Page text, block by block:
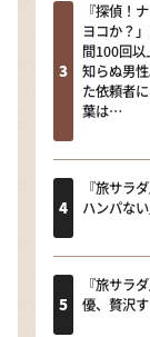
『探偵！
ヨコか？
間100回以
知らぬ男
た依頼者
葉は…
『旅サラ
ハンパな
『旅サラ
優、贅沢